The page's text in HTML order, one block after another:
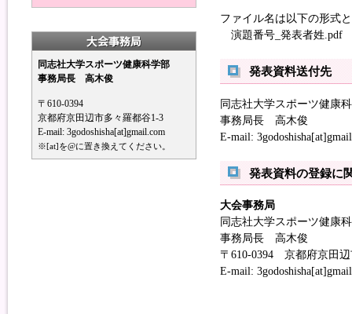
同志社大学スポーツ健康科学部
事務局長 高木俊
〒610-0394
京都府京田辺市多々羅都谷1-3
E-mail: 3godoshisha[at]gmail.com
※[at]を@に置き換えてください。
ファイル名は以下の形式
演題番号_発表者姓.pdf
発表資料送付先
同志社大学スポーツ健康
事務局長 高木俊
E-mail:
発表資料の登録に
大会事務局
同志社大学スポーツ健康
事務局長 高木俊
〒610-0394 京都府京田
E-mail: